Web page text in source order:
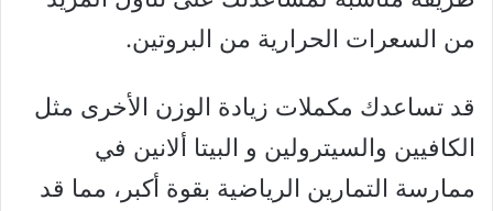
من السعرات الحرارية من البروتين.
قد تساعدك مكملات زيادة الوزن الأخرى مثل
الكافيين والسيترولين و البيتا ألانين في
ممارسة التمارين الرياضية بقوة أكبر، مما قد